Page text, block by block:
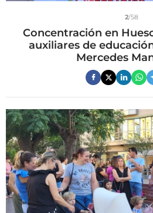
2/58
Concentración en
auxiliares de
Mercedes